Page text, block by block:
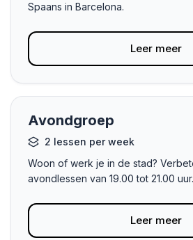
Spaans in Barcelona.
Leer meer
Avondgroep
2 lessen per week
Woon of werk je in de stad?
avondlessen van 19.00 tot 21.00 uur.
Leer meer